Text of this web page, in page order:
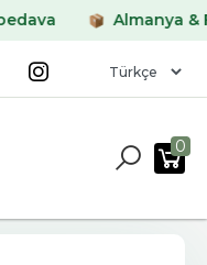
Almanya &
0